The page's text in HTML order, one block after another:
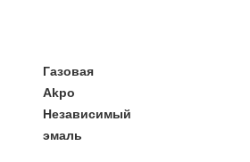
Газовая
Akpo
Независимый
эмаль